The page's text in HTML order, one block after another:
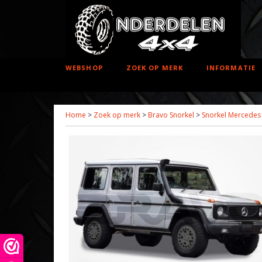
WEBSHOP ZOEK OP MERK INFORMATIE
Home > Zoek op merk > Bravo Snorkel > Snorkel